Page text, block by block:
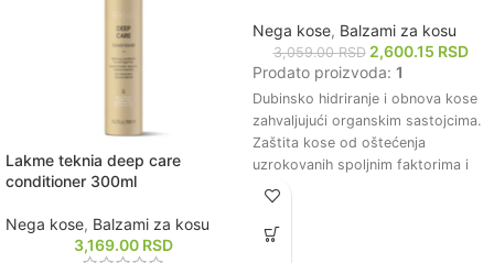
Lakme teknia deep care
conditioner 300ml
Nega kose, Balzami za kosu
3,169.00 RSD
Nega kose, Balzami za kosu
3,059.00RSD 2,600.15 RSD
Prodato proizvoda: 1
Dubinsko hidriranje i obnova kose
zahvaljujući organskim sastojcima.
Zaštita kose od oštećenja
uzrokovanih spoljnim faktorima i
toplotnim uređajima.
za zdraviji izgled.